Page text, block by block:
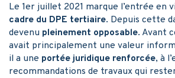
Le 1er juillet 2021 marque l’entrée en
cadre du DPE tertiaire. Depuis cette
devenu pleinement opposable. Avant
avait principalement une valeur
il a une portée juridique renforcée, à
recommandations de travaux qui